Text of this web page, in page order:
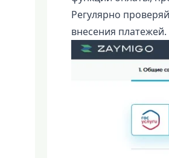
Регулярно
внесения платежей.